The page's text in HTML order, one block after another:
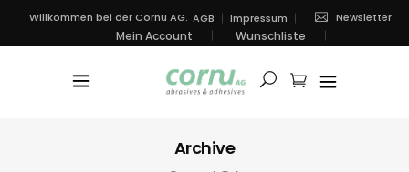
Willkommen bei der Cornu AG. AGB Impressum Newsletter
Mein Account Wunschliste
Archive